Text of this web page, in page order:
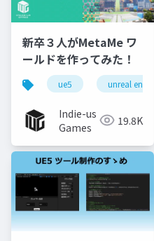
新卒３⼈がMetaMe ワ
ールドを作ってみた！
ue5 unreal engine
Indie-us
Games
19.8K